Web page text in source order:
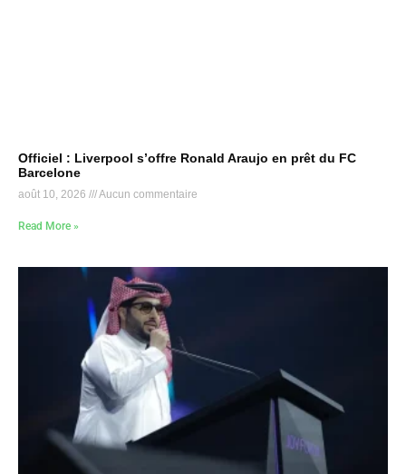
Officiel : Liverpool s’offre Ronald Araujo en prêt du FC
Barcelone
août 10, 2026 Aucun commentaire
Read More »